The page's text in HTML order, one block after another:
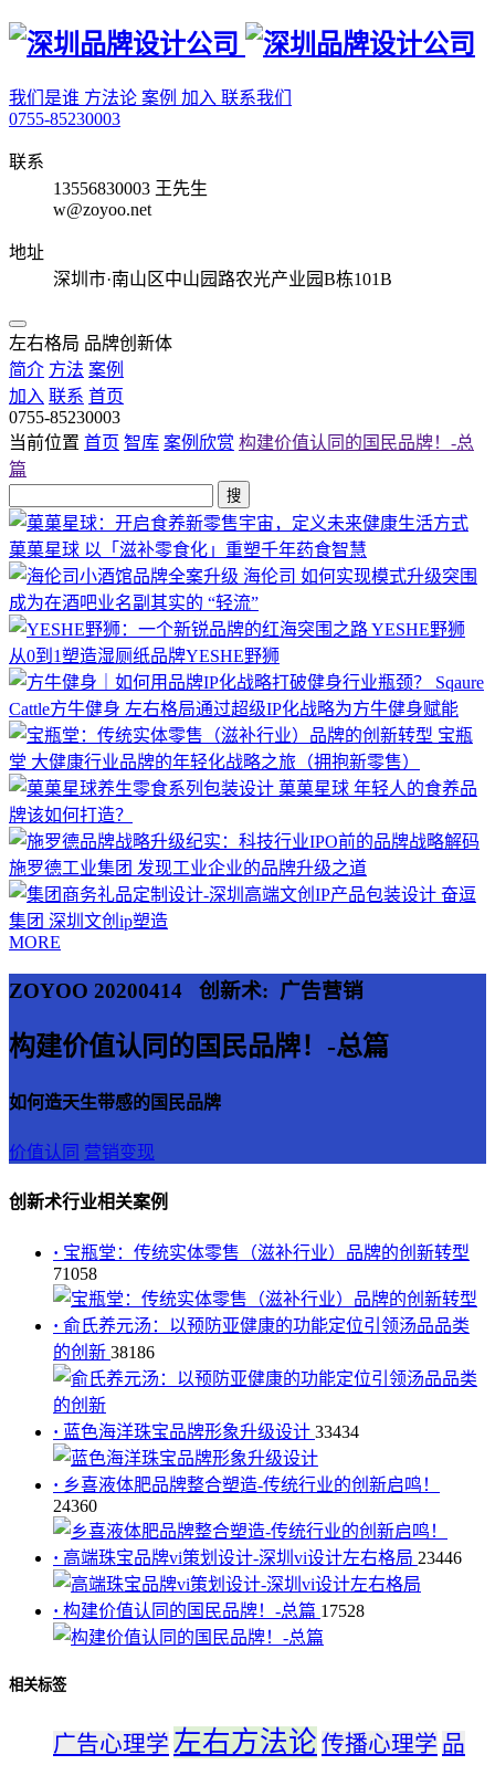
我们是谁 方法论 案例 加入 联系我们
0755-85230003
联系
13556830003 王先生
w@zoyoo.net
地址
深圳市·南山区中山园路农光产业园B栋101B
左右格局 品牌创新体
简介 方法 案例
加入 联系 首页
0755-85230003
当前位置 首页 智库 案例欣赏 构建价值认同的国民品牌！-总
篇
搜
菓菓星球 以「滋补零食化」重塑千年药食智慧
海伦司 如何实现模式升级突围
成为在酒吧业名副其实的 “轻流”
YESHE野狮
从0到1塑造湿厕纸品牌YESHE野狮
Sqaure
Cattle方牛健身 左右格局通过超级IP化战略为方牛健身赋能
宝瓶
堂 大健康行业品牌的年轻化战略之旅（拥抱新零售）
菓菓星球 年轻人的食养品
牌该如何打造？
施罗德工业集团 发现工业企业的品牌升级之道
奋逗
集团 深圳文创ip塑造
MORE
ZOYOO 20200414 创新术: 广告营销
构建价值认同的国民品牌！-总篇
如何造天生带感的国民品牌
价值认同 营销变现
创新术行业相关案例
· 宝瓶堂：传统实体零售（滋补行业）品牌的创新转型
71058
· 俞氏养元汤：以预防亚健康的功能定位引领汤品品类
的创新 38186
· 蓝色海洋珠宝品牌形象升级设计 33434
· 乡喜液体肥品牌整合塑造-传统行业的创新启鸣！
24360
· 高端珠宝品牌vi策划设计-深圳vi设计左右格局 23446
· 构建价值认同的国民品牌！-总篇 17528
相关标签
广告心理学 左右方法论 传播心理学 品